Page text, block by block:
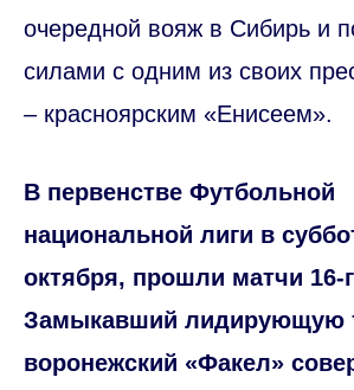
очередной вояж в Сибирь и
силами с одним из своих
– красноярским «Енисеем».
В первенстве Футбольной
национальной лиги в
октября, прошли матчи 16-
Замыкавший лидирующую
воронежский «Факел»